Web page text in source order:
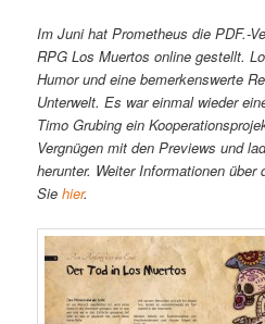
Im Juni hat Prometheus die PDF.-
RPG Los Muertos online gestellt.
Humor und eine bemerkenswerte
Unterwelt. Es war einmal wieder
Timo Grubing ein
Vergnügen mit den Previews und
herunter. Weiter Informationen
Siehier.